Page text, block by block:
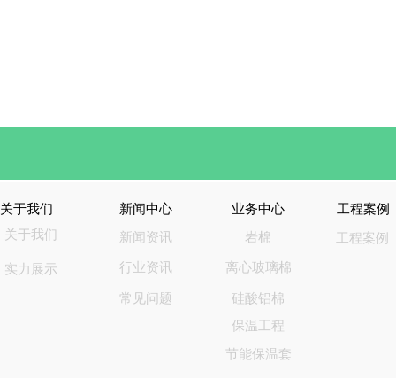
实力展示
关于我们
关于我们 新闻中心 业务中心
工程案例
新闻资讯
行业资讯
常见问题
岩棉
离心玻璃棉
硅酸铝棉
保温工程
节能保温套
工程案例